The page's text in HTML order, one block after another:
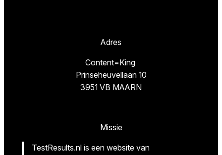
Adres
Content=King
Prinseheuvellaan 10
3951 VB MAARN
Missie
TestResults.nl is een website van